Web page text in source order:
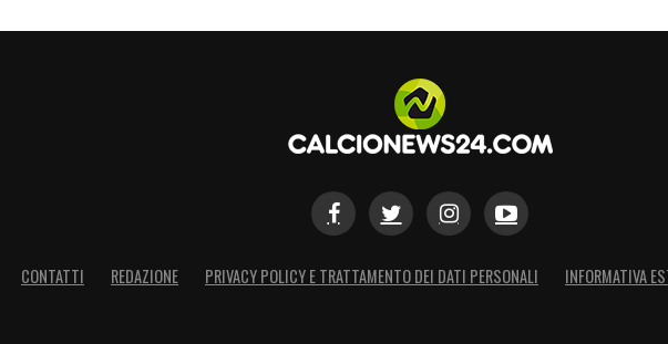
CONTATTI REDAZIONE PRIVACY POLICY E TRATTAMENTO DEI DATI PERSONALI INFORMATIVA